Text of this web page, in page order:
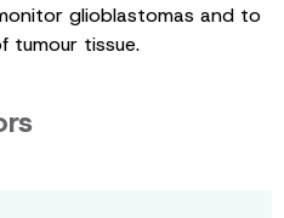
glioblastomas and to
tumour tissue.